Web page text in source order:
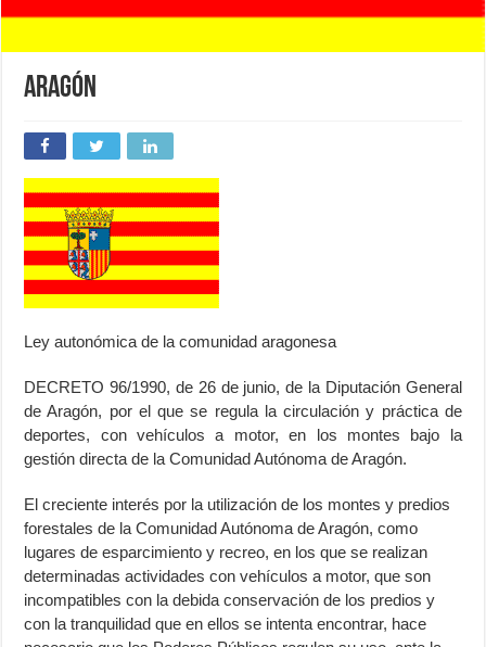
ARAGÓN
Ley autonómica de la comunidad aragonesa
DECRETO 96/1990, de 26 de junio, de la Diputación General
de Aragón, por el que se regula la circulación y práctica de
deportes, con vehículos a motor, en los montes bajo la
gestión directa de la Comunidad Autónoma de Aragón.
El creciente interés por la utilización de los montes y predios
forestales de la Comunidad Autónoma de Aragón, como
lugares de esparcimiento y recreo, en los que se realizan
determinadas actividades con vehículos a motor, que son
incompatibles con la debida conservación de los predios y
con la tranquilidad que en ellos se intenta encontrar, hace